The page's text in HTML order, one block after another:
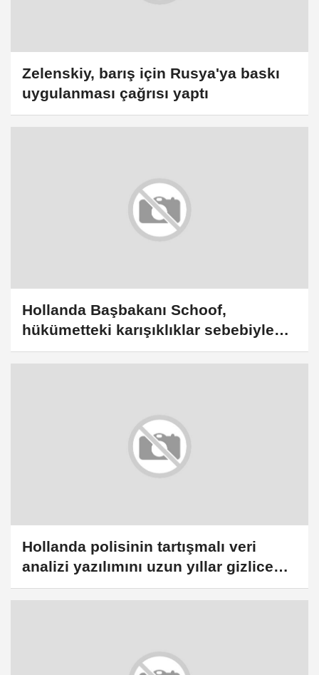
Zelenskiy, barış için Rusya'ya baskı
uygulanması çağrısı yaptı
Hollanda Başbakanı Schoof,
hükümetteki karışıklıklar sebebiyle
Kiev ziyaretini iptal etti
Hollanda polisinin tartışmalı veri
analizi yazılımını uzun yıllar gizlice
kullandığı ortaya çıktı